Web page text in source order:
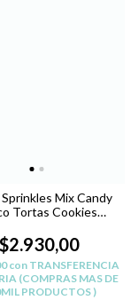
Mix Candy
Tortas Cookies
$2.930,00
con TRANSFERENCIA
(COMPRAS MAS DE
PRODUCTOS )